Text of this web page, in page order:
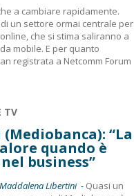
a cambiare rapidamente.
un settore ormai centrale per
che si stima saliranno a
mobile. E per quanto
registrata a Netcomm Forum
TV
“La
quando è
business”
Libertini - Quasi un